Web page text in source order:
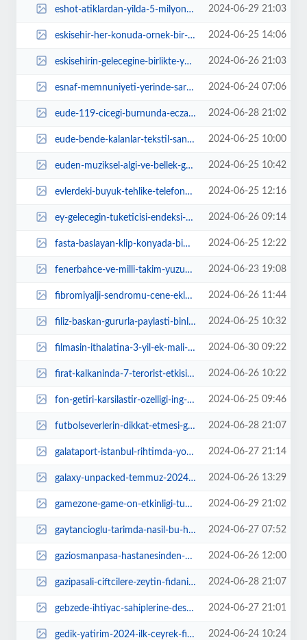
eshot-atiklardan-yilda-5-milyon-tl-ek-gelir-elde-ediyor-q9VSnWVA.jpg 2024-06-29 21:03
eskisehir-her-konuda-ornek-bir-kent-hKgKIMte.jpg 2024-06-25 14:06
eskisehirin-gelecegine-birlikte-yon-verecegiz-x3mazrdS.jpg 2024-06-26 21:03
esnaf-memnuniyeti-yerinde-sarosa-yogunluk-fazla-MtiWfnQi.jpg 2024-06-24 07:06
eude-119-cicegi-burnunda-eczaci-sektore-ugurlandi-mPYvbXc4.jpg 2024-06-28 21:02
eude-bende-kalanlar-tekstil-sanati-sergisi-sanatseverlerle-bulustu-4D2OfntC.jpg 2024-06-25 10:00
euden-muziksel-algi-ve-bellek-gelistirme-kurslari-FXHjgXTM.jpg 2024-06-25 10:42
evlerdeki-buyuk-tehlike-telefonunuzun-pilini-yuzde-80-dolacak-sekilde-sarj-ed... 2024-06-25 12:16
ey-gelecegin-tuketicisi-endeksi-sonuclari-aciklandi-sKpzAH8z.jpg 2024-06-26 09:14
fasta-baslayan-klip-konyada-bitti-kdZX7EWN.jpg 2024-06-25 12:22
fenerbahce-ve-milli-takim-yuzucusu-emre-sakcidan-tarihi-basari-PIXDCDWH.jpg 2024-06-23 19:08
fibromiyalji-sendromu-cene-eklem-hastalarini-tetikliyor-W7mbc5DS.jpg 2024-06-26 11:44
filiz-baskan-gururla-paylasti-binlerce-kursiyerlerimizle-bir-kultur-sanat-ord... 2024-06-25 10:32
filmasin-ithalatina-3-yil-ek-mali-yukumluluk-XUJ2kwrD.jpg 2024-06-30 09:22
firat-kalkaninda-7-terorist-etkisiz-Mw3QRBmz.jpg 2024-06-26 10:22
fon-getiri-karsilastir-ozelligi-ing-mobilde-pTBEh1HQ.jpg 2024-06-25 09:46
futbolseverlerin-dikkat-etmesi-gereken-4-euro-2024-dolandiriciligi-yTcsjOSp.jpg 2024-06-28 21:07
galataport-istanbul-rihtimda-yoga-serisinin-ikincisine-hazirlaniyor-ySm89eFY.jpg 2024-06-27 21:14
galaxy-unpacked-temmuz-2024-karsinizda-galaxy-ai-3g3ZZKFu.jpg 2024-06-26 13:29
gamezone-game-on-etkinligi-tum-heyecaniyla-devam-ediyor-HWHgHYey.jpg 2024-06-29 21:02
gaytancioglu-tarimda-nasil-bu-hale-geldik-mi-getirildik-mi-qXr9Cf8p.jpg 2024-06-27 07:52
gaziosmanpasa-hastanesinden-belediye-calisanlarina-heimlich-manevrasi-egitimi... 2024-06-26 12:00
gazipasali-ciftcilere-zeytin-fidani-destegi-Q3pMIKaw.jpg 2024-06-28 21:07
gebzede-ihtiyac-sahiplerine-destek-6PSfR3xL.jpg 2024-06-27 21:01
gedik-yatirim-2024-ilk-ceyrek-finansal-sonuclarini-acikladi-HEYPmtH1.jpg 2024-06-24 10:24